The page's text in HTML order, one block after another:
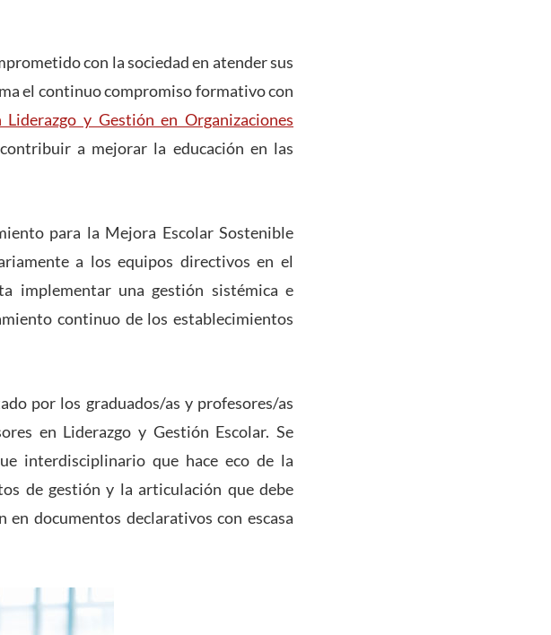
con la sociedad en atender sus
el continuo compromiso formativo con
y Gestión en Organizaciones
a mejorar la educación en las
para la Mejora Escolar Sostenible
a los equipos directivos en el
implementar una gestión sistémica e
continuo de los establecimientos
por los graduados/as y profesores/as
en Liderazgo y Gestión Escolar. Se
interdisciplinario que hace eco de la
de gestión y la articulación que debe
documentos declarativos con escasa